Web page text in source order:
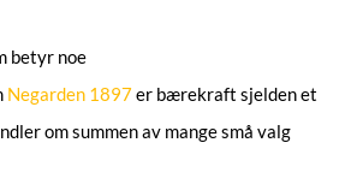
betyr noe
Negarden 1897er bærekraft sjelden et
om summen av mange små valg